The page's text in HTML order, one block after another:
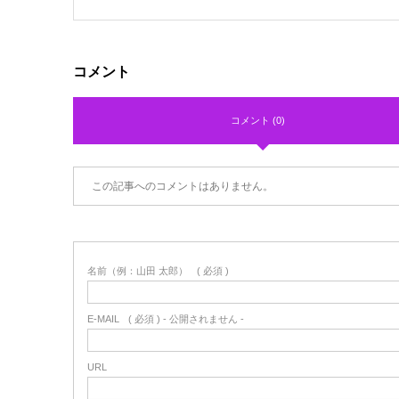
コメント
コメント (0)
この記事へのコメントはありません。
名前（例：山田 太郎） ( 必須 )
E-MAIL ( 必須 ) - 公開されません -
URL